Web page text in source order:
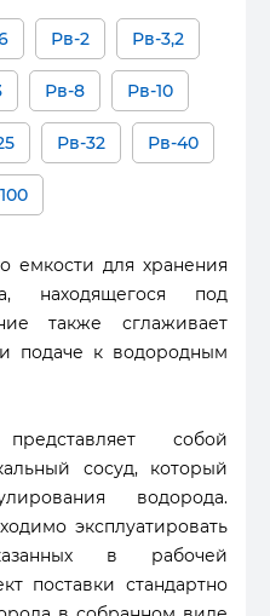
Рв-2 Рв-3,2
Рв-8 Рв-10
Рв-32 Рв-40
емкости для хранения
находящегося под
также сглаживает
подаче к водородным
собой
сосуд, который
водорода.
эксплуатировать
в рабочей
поставки стандартно